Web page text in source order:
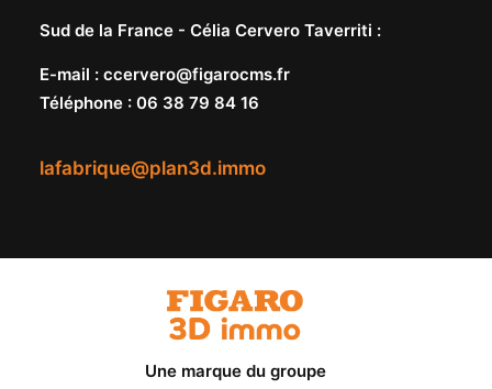
lafabrique@plan3d.immo
Sud de la France - Célia Cervero Taverriti :
E-mail : ccervero@figarocms.fr
Téléphone : 06 38 79 84 16
Une marque du groupe